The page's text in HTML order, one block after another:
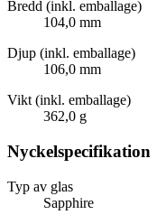
Bredd (inkl. emballage)
104,0 mm
Djup (inkl. emballage)
106,0 mm
Vikt (inkl. emballage)
362,0 g
Nyckelspecifikation
Typ av glas
Sapphire